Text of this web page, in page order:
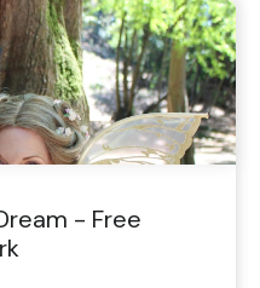
- Free